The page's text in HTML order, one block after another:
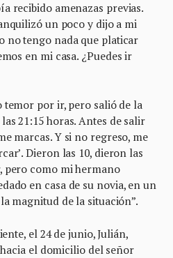
recibido amenazas previas.
un poco y dijo a mi
no tengo nada que platicar
en mi casa. ¿Puedes ir
por ir, pero salió de la
21:15 horas. Antes de salir
marcas. Y si no regreso, me
Dieron las 10, dieron las
pero como mi hermano
en casa de su novia, en un
magnitud de la situación”.
el 24 de junio, Julián,
el domicilio del señor